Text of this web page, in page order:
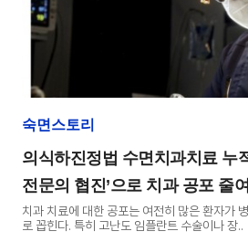
숙면스토리
의식하진정법 수면치과치료 누
전문의 협진’으로 치과 공포 줄여
치과 치료에 대한 공포는 여전히 많은 환자가
로 꼽힌다. 특히 고난도 임플란트 수술이나 장..